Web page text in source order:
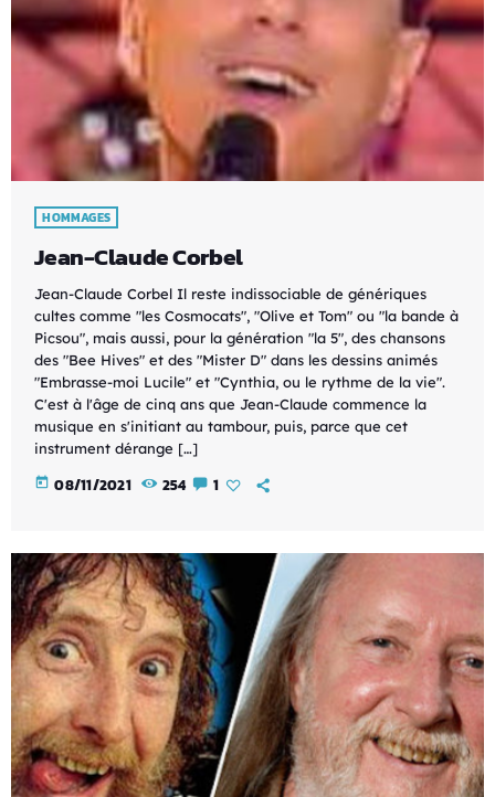
HOMMAGES
Jean-Claude Corbel
Jean-Claude Corbel Il reste indissociable de génériques
cultes comme "les Cosmocats", "Olive et Tom" ou "la bande à
Picsou", mais aussi, pour la génération "la 5", des chansons
des "Bee Hives" et des "Mister D" dans les dessins animés
"Embrasse-moi Lucile" et "Cynthia, ou le rythme de la vie".
C'est à l'âge de cinq ans que Jean-Claude commence la
musique en s'initiant au tambour, puis, parce que cet
instrument dérange […]
today 08/11/2021 254 1